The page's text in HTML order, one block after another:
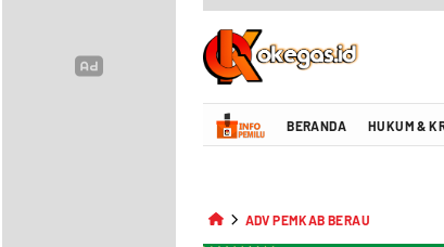
Oke Gas Indonesia | Energi
BERANDA HUKUM &
ADV PEMKAB BERAU